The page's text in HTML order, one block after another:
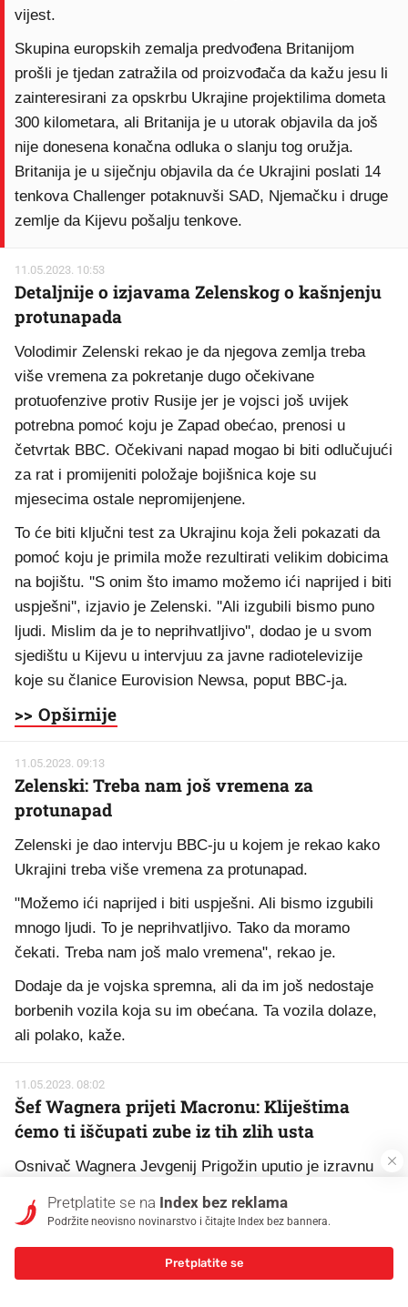
vijest.
Skupina europskih zemalja predvođena Britanijom
prošli je tjedan zatražila od proizvođača da kažu jesu li
zainteresirani za opskrbu Ukrajine projektilima dometa
300 kilometara, ali Britanija je u utorak objavila da još
nije donesena konačna odluka o slanju tog oružja.
Britanija je u siječnju objavila da će Ukrajini poslati 14
tenkova Challenger potaknuvši SAD, Njemačku i druge
zemlje da Kijevu pošalju tenkove.
11.05.2023. 10:53
Detaljnije o izjavama Zelenskog o kašnjenju
protunapada
Volodimir Zelenski rekao je da njegova zemlja treba
više vremena za pokretanje dugo očekivane
protuofenzive protiv Rusije jer je vojsci još uvijek
potrebna pomoć koju je Zapad obećao, prenosi u
četvrtak BBC. Očekivani napad mogao bi biti odlučujući
za rat i promijeniti položaje bojišnica koje su
mjesecima ostale nepromijenjene.
To će biti ključni test za Ukrajinu koja želi pokazati da
pomoć koju je primila može rezultirati velikim dobicima
na bojištu. ''S onim što imamo možemo ići naprijed i biti
uspješni'', izjavio je Zelenski. ''Ali izgubili bismo puno
ljudi. Mislim da je to neprihvatljivo'', dodao je u svom
sjedištu u Kijevu u intervjuu za javne radiotelevizije
koje su članice Eurovision Newsa, poput BBC-ja.
>> Opširnije
11.05.2023. 09:13
Zelenski: Treba nam još vremena za
protunapad
Zelenski je dao intervju BBC-ju u kojem je rekao kako
Ukrajini treba više vremena za protunapad.
"Možemo ići naprijed i biti uspješni. Ali bismo izgubili
mnogo ljudi. To je neprihvatljivo. Tako da moramo
čekati. Treba nam još malo vremena", rekao je.
Dodaje da je vojska spremna, ali da im još nedostaje
borbenih vozila koja su im obećana. Ta vozila dolaze,
ali polako, kaže.
11.05.2023. 08:02
Šef Wagnera prijeti Macronu: Kliještima
ćemo ti iščupati zube iz tih zlih usta
Osnivač Wagnera Jevgenij Prigožin uputio je izravnu
Macronu.
>> Opširnije
Pretplatite se na Index bez reklama
Podržite neovisno novinarstvo i čitajte Index bez bannera.
Pretplatite se